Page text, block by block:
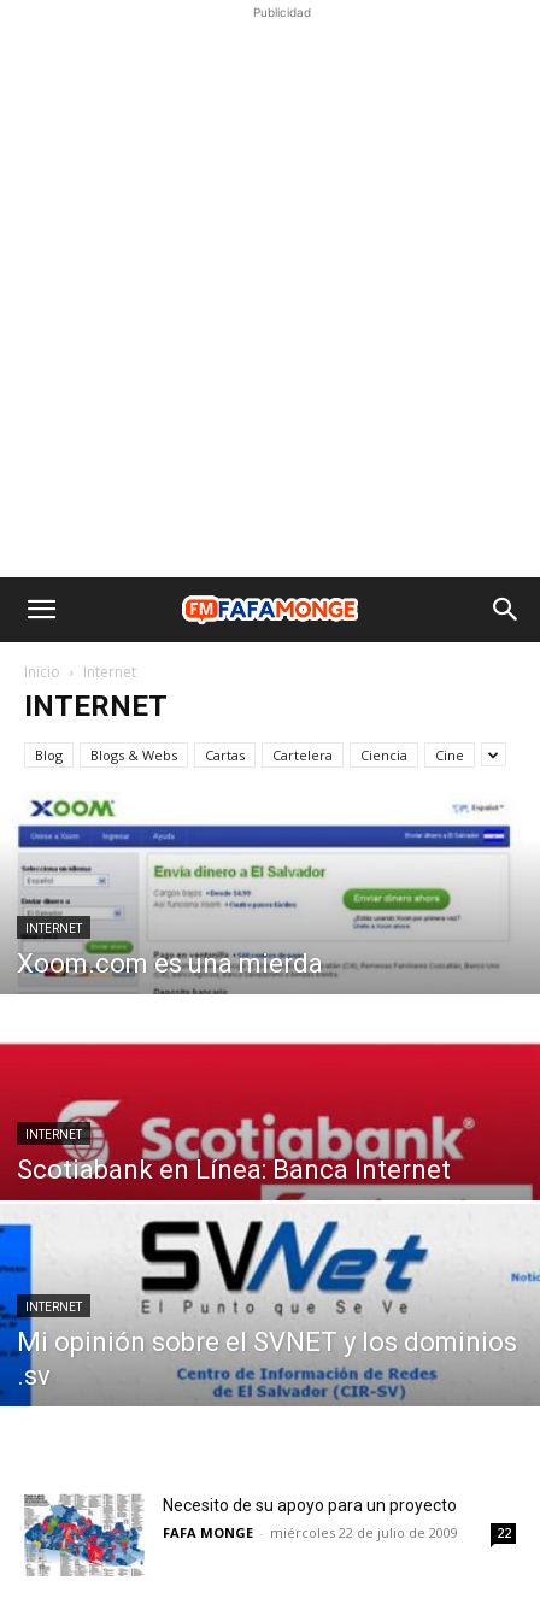
Publicidad
Inicio Internet
INTERNET
Blog Blogs & Webs Cartas Cartelera Ciencia Cine
INTERNET
Xoom.com es una mierda
INTERNET
Scotiabank en Línea: Banca Internet
INTERNET
Mi opinión sobre el SVNET y los dominios
.sv
Necesito de su apoyo para un proyecto
FAFA MONGE - miércoles 22 de julio de 2009 22